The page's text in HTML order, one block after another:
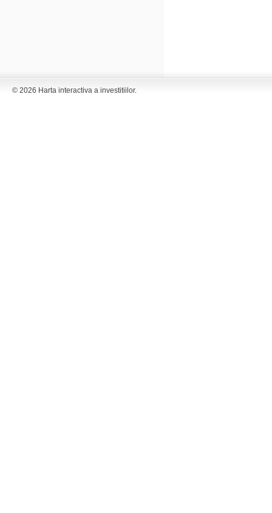
© 2026 Harta interactiva a investitiilor.